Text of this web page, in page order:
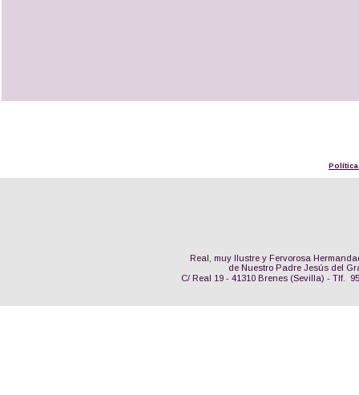
Real, muy Ilustre y Fervorosa
de Nuestro Padre Jesús del
C/ Real 19 - 41310 Brenes (Sevilla) - Tlf.